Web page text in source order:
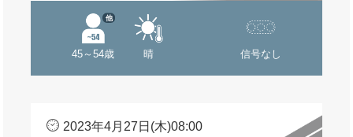
45～54歳
他
晴 信号なし
2023年4月27日(木)08:00